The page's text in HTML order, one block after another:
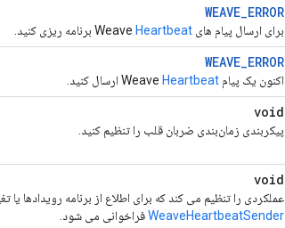
WEAVE_ERROR
برای ارسال پیام های Weave Heartbeat برنامه ریزی کنید.
WEAVE_ERROR
اکنون یک پیام Weave Heartbeat ارسال کنید.
void
پیکربندی زمان‌بندی ضربان قلب را تنظیم کنید.
void
عملکردی را تنظیم می کند که برای اطلاع از برنامه رویدادها یا
WeaveHeartbeatSenderفراخوانی می شود.